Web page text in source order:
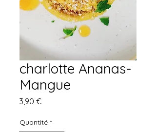
charlotte Ananas-
Mangue
3,90 €Prix
Quantité *